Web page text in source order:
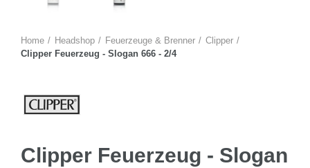
Home Headshop Feuerzeuge & Brenner
Clipper
Clipper Feuerzeug - Slogan 666 - 2/4
Clipper Feuerzeug - Slogan